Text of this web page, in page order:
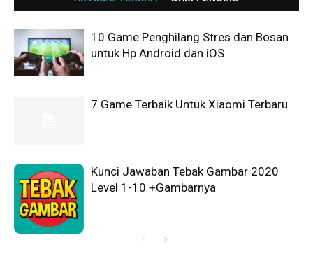
10 Game Penghilang Stres dan Bosan
untuk Hp Android dan iOS
7 Game Terbaik Untuk Xiaomi Terbaru
Kunci Jawaban Tebak Gambar 2020
Level 1-10 +Gambarnya